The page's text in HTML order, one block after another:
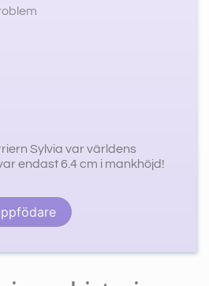
Sylvia var världens
endast 6.4 cm i mankhöjd!